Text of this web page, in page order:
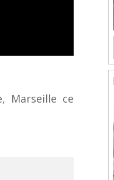
Marseille ce